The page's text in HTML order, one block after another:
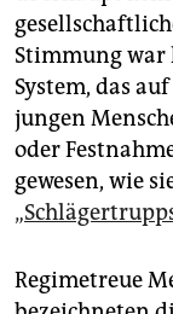
Stimmung war
System, das
jungen
oder
gewesen, wie
Regimetreue